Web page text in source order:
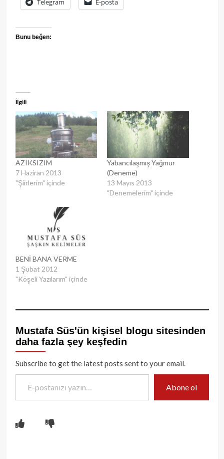
Telegram E-posta
Bunu beğen:
İlgili
AZIKSIZIM
7 Haziran 2013
"Şiirlerim" içinde
Yabancılaşmış Yağmur
(Deneme)
13 Mayıs 2013
"Denemelerim" içinde
BENİ BANA VERME
1 Şubat 2012
"Köşeli Yazılarım" içinde
Mustafa Süs'ün kişisel blogu sitesinden
daha fazla şey keşfedin
Subscribe to get the latest posts sent to your email.
E-postanızı yazın…
Abone ol